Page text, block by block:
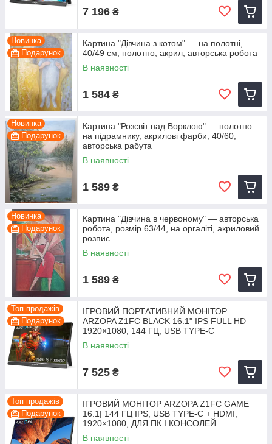
7 196 ₴
Новинка
Подарунок
Картина "Дівчина з котом" — на полотні,
40/49 см, полотно, акрил, авторська робота
В наявності
1 584 ₴
Новинка
Подарунок
Картина "Розсвіт над Ворклою" — полотно
на підрамнику, акрилові фарби, 40/60,
авторська рабута
В наявності
1 589 ₴
Новинка
Подарунок
Картина "Дівчина в червоному" — авторська
робота, розмір 63/44, на оргаліті, акриловий
розпис
В наявності
1 589 ₴
Топ продажів
Подарунок
ІГРОВИЙ ПОРТАТИВНИЙ МОНІТОР
ARZOPA Z1FC BLACK 16.1" IPS FULL HD
1920×1080, 144 ГЦ, USB TYPE-C
В наявності
7 525 ₴
Топ продажів
Подарунок
ІГРОВИЙ МОНІТОР ARZOPA Z1FC GAME
16.1| 144 ГЦ IPS, USB TYPE-C + HDMI,
1920×1080, ДЛЯ ПК І КОНСОЛЕЙ
В наявності